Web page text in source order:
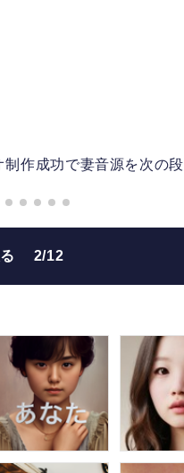
作成功で妻音源を次の
2/12